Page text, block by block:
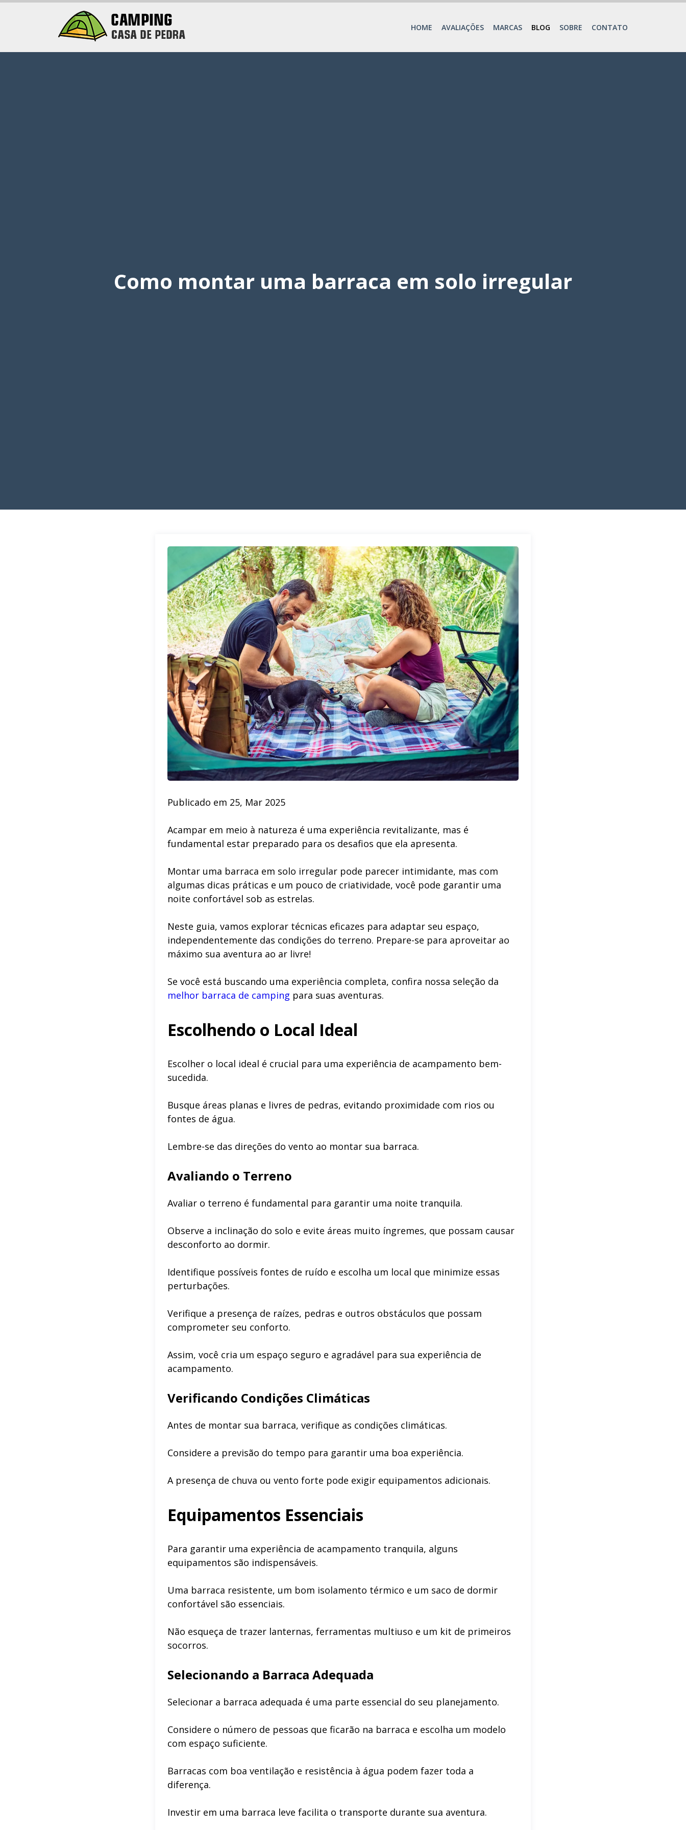
HOME AVALIAÇÕES MARCAS BLOG SOBRE CONTATO
Como montar uma barraca em solo irregular
Publicado em 25, Mar 2025
Acampar em meio à natureza é uma experiência revitalizante, mas é
fundamental estar preparado para os desafios que ela apresenta.
Montar uma barraca em solo irregular pode parecer intimidante, mas com
algumas dicas práticas e um pouco de criatividade, você pode garantir uma
noite confortável sob as estrelas.
Neste guia, vamos explorar técnicas eficazes para adaptar seu espaço,
independentemente das condições do terreno. Prepare-se para aproveitar ao
máximo sua aventura ao ar livre!
Se você está buscando uma experiência completa, confira nossa seleção da
melhor barraca de camping para suas aventuras.
Escolhendo o Local Ideal
Escolher o local ideal é crucial para uma experiência de acampamento bem-
sucedida.
Busque áreas planas e livres de pedras, evitando proximidade com rios ou
fontes de água.
Lembre-se das direções do vento ao montar sua barraca.
Avaliando o Terreno
Avaliar o terreno é fundamental para garantir uma noite tranquila.
Observe a inclinação do solo e evite áreas muito íngremes, que possam causar
desconforto ao dormir.
Identifique possíveis fontes de ruído e escolha um local que minimize essas
perturbações.
Verifique a presença de raízes, pedras e outros obstáculos que possam
comprometer seu conforto.
Assim, você cria um espaço seguro e agradável para sua experiência de
acampamento.
Verificando Condições Climáticas
Antes de montar sua barraca, verifique as condições climáticas.
Considere a previsão do tempo para garantir uma boa experiência.
A presença de chuva ou vento forte pode exigir equipamentos adicionais.
Equipamentos Essenciais
Para garantir uma experiência de acampamento tranquila, alguns
equipamentos são indispensáveis.
Uma barraca resistente, um bom isolamento térmico e um saco de dormir
confortável são essenciais.
Não esqueça de trazer lanternas, ferramentas multiuso e um kit de primeiros
socorros.
Selecionando a Barraca Adequada
Selecionar a barraca adequada é uma parte essencial do seu planejamento.
Considere o número de pessoas que ficarão na barraca e escolha um modelo
com espaço suficiente.
Barracas com boa ventilação e resistência à água podem fazer toda a
diferença.
Investir em uma barraca leve facilita o transporte durante sua aventura.